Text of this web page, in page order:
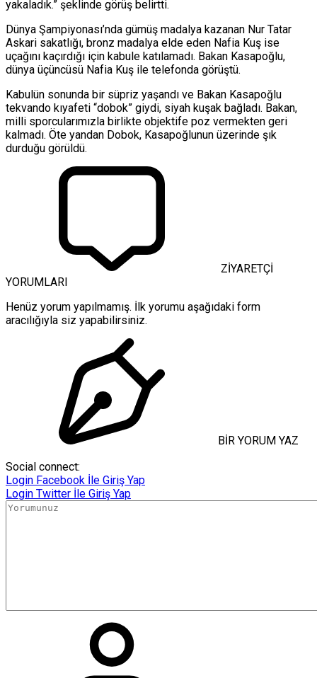
yakaladık.” şeklinde görüş belirtti.
Dünya Şampiyonası’nda gümüş madalya kazanan Nur Tatar
Askari sakatlığı, bronz madalya elde eden Nafia Kuş ise
uçağını kaçırdığı için kabule katılamadı. Bakan Kasapoğlu,
dünya üçüncüsü Nafia Kuş ile telefonda görüştü.
Kabulün sonunda bir süpriz yaşandı ve Bakan Kasapoğlu
tekvando kıyafeti “dobok” giydi, siyah kuşak bağladı. Bakan,
milli sporcularımızla birlikte objektife poz vermekten geri
kalmadı. Öte yandan Dobok, Kasapoğlunun üzerinde şık
durduğu görüldü.
ZİYARETÇİ
YORUMLARI
Henüz yorum yapılmamış. İlk yorumu aşağıdaki form
aracılığıyla siz yapabilirsiniz.
BİR YORUM YAZ
Social connect:
Login Facebook İle Giriş Yap
Login Twitter İle Giriş Yap